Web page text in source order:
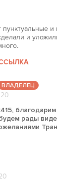
пунктуальные
и
рады